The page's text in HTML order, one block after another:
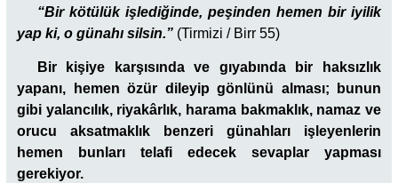
“Bir kötülük işlediğinde, peşinden hemen bir iyilik
yap ki, o günahı silsin.” (Tirmizi / Birr 55)
Bir kişiye karşısında ve gıyabında bir haksızlık
yapanı, hemen özür dileyip gönlünü alması; bunun
gibi yalancılık, riyakârlık, harama bakmaklık, namaz ve
orucu aksatmaklık benzeri günahları işleyenlerin
hemen bunları telafi edecek sevaplar yapması
gerekiyor.